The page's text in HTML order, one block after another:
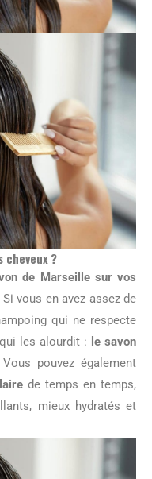
cheveux ?
de Marseille sur vos
vous en avez assez de
qui ne respecte
les alourdit : le savon
pouvez également
de temps en temps,
mieux hydratés et